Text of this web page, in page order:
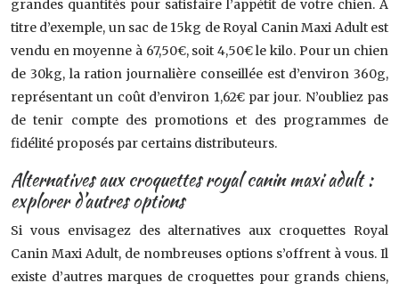
grandes quantités pour satisfaire l’appétit de votre chien. À
titre d’exemple, un sac de 15kg de Royal Canin Maxi Adult est
vendu en moyenne à 67,50€, soit 4,50€ le kilo. Pour un chien
de 30kg, la ration journalière conseillée est d’environ 360g,
représentant un coût d’environ 1,62€ par jour. N’oubliez pas
de tenir compte des promotions et des programmes de
fidélité proposés par certains distributeurs.
Alternatives aux croquettes royal canin maxi adult :
explorer d’autres options
Si vous envisagez des alternatives aux croquettes Royal
Canin Maxi Adult, de nombreuses options s’offrent à vous. Il
existe d’autres marques de croquettes pour grands chiens,